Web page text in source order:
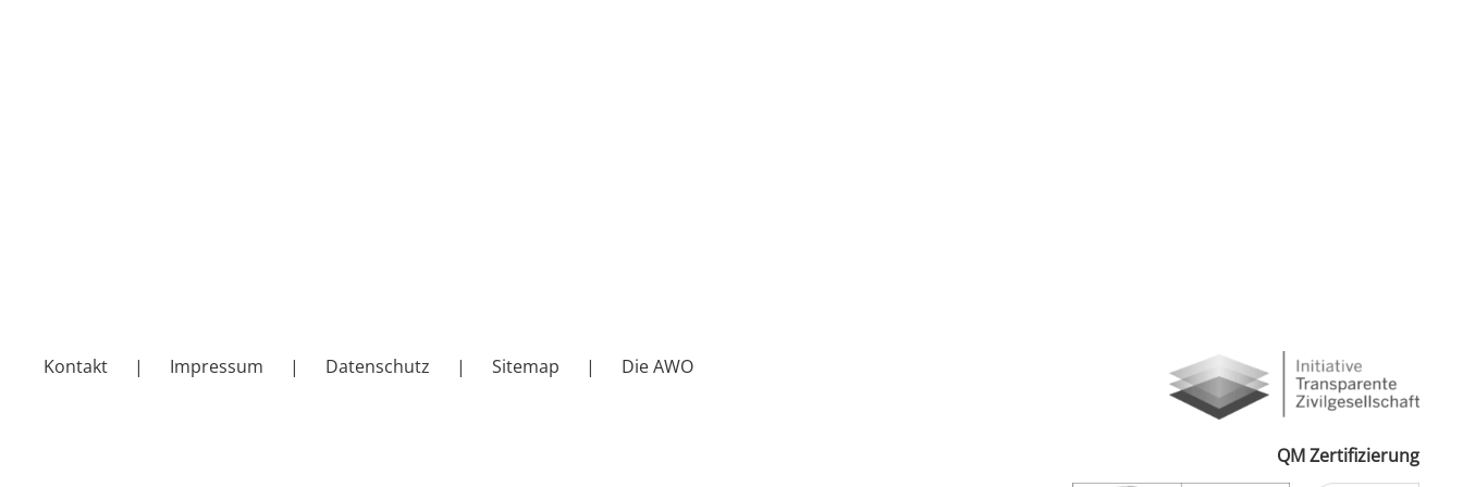
Kontakt Impressum Datenschutz Sitemap Die AWO
QM Zertifizierung